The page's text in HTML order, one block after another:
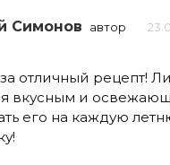
Симонов автор
отличный рецепт!
вкусным и
его на каждую